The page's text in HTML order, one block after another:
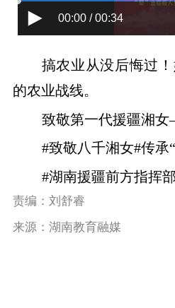
00:00 / 00:34
搞农业从没后悔过
的农业战线。
致敬第一代援疆湘
#致敬八千湘女#传承
#湖南援疆前方指挥
责编：刘舒睿
来源：湖南教育融媒